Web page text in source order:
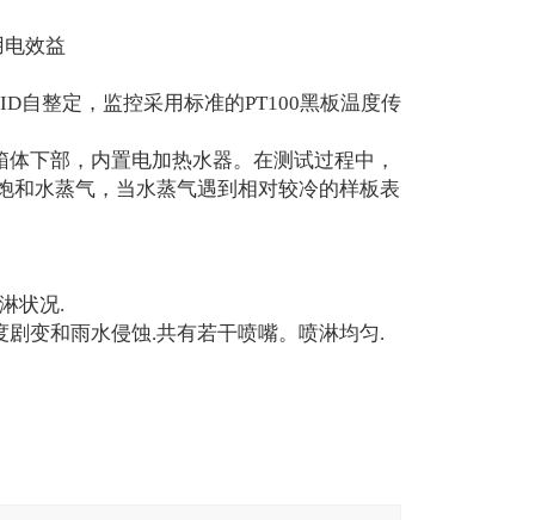
效益
自整定，监控采用标准的PT100黑板温度传
下部，内置电加热水器。在测试过程中，
和水蒸气，当水蒸气遇到相对较冷的样板表
状况.
变和雨水侵蚀.共有若干喷嘴。喷淋均匀.